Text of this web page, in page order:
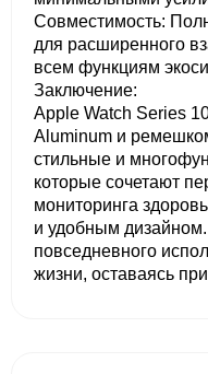
Совместимость:
для расширенного
всем функциям
Заключение:
Apple Watch Series
Aluminum и
стильные и
которые сочетают
мониторинга
и удобным
повседневного
жизни, оставаясь